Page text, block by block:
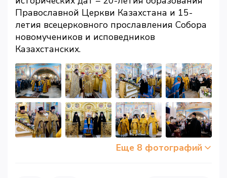
Православной Церкви Казахстана и 15-
летия всецерковного прославления Собора
новомучеников и исповедников
Казахстанских.
Еще 8 фотографий